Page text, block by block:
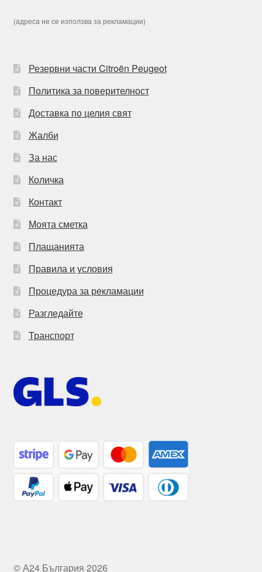
(адреса не се използва за рекламации)
Резервни части Citroën Peugeot
Политика за поверителност
Доставка по целия свят
Жалби
За нас
Количка
Контакт
Моята сметка
Плащанията
Правила и условия
Процедура за рекламации
Разгледайте
Транспорт
© А24 България 2026